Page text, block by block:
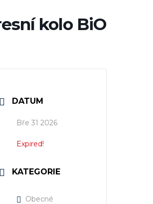
kolo BiO
DATUM
Bře 31 2026
Expired!
KATEGORIE
Obecné